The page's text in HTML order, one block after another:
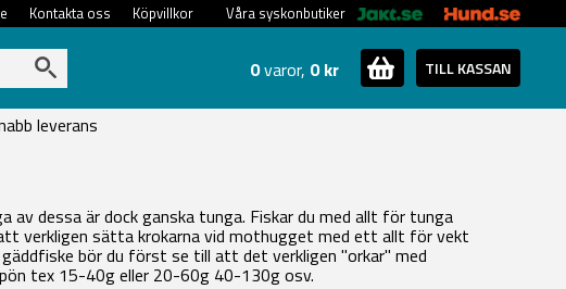
Våra syskonbutiker
Köpvillkor
Kontakta oss
0varor, 0 kr TILL KASSAN
leverans
dessa är dock ganska tunga. Fiskar du med allt för tunga
verkligen sätta krokarna vid mothugget med ett allt för vekt
bör du först se till att det verkligen "orkar" med
tex 15-40g eller 20-60g 40-130g osv.